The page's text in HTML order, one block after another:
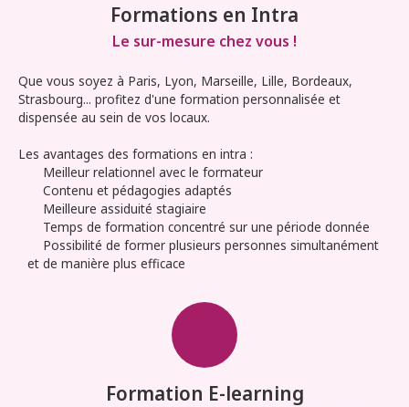
Formations en Intra
Le sur-mesure chez vous !
Que vous soyez à Paris, Lyon, Marseille, Lille, Bordeaux,
Strasbourg... profitez d'une formation personnalisée et
dispensée au sein de vos locaux.
Les avantages des formations en intra :
Meilleur relationnel avec le formateur
Contenu et pédagogies adaptés
Meilleure assiduité stagiaire
Temps de formation concentré sur une période donnée
Possibilité de former plusieurs personnes simultanément
et de manière plus efficace
Formation E-learning